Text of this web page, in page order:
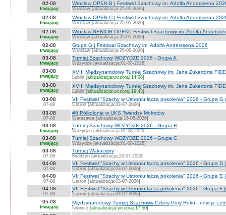
02-08
trwający
Wrocław OPEN B | Festiwal Szachowy im. Adolfa Anderssena
Wrocław [aktualizacja:25-05-2026]
02-08
trwający
Wrocław OPEN C | Festiwal Szachowy im. Adolfa Anderssena
Wrocław [aktualizacja:25-05-2026]
02-08
trwający
Wrocław SENIOR OPEN | Festiwal Szachowy im. Adolfa
Wrocław [aktualizacja:25-05-2026]
02-08
trwający
Grupa G | Festiwal Szachowy im. Adolfa Anderssena 2026
Wrocław [aktualizacja:25-05-2026]
03-08
trwający
Turniej Szachowy WDZYDZE 2026 - Grupa A
Wdzydze [aktualizacja:01-08-2026]
03-08
trwający
XVIII Międzynarodowy Turniej Szachowy im. Jana Zukertorta
Lublin [aktualizacja:wczoraj 14:08]
03-08
trwający
XVIII Międzynarodowy Turniej Szachowy im. Jana Zukertorta
Lublin [aktualizacja:wczoraj 19:43]
03-08
07-08
VII Festiwal "Szachy w Ustroniu łączą pokolenia" 2026 - Grupa G
Ustroń [aktualizacja:03-07-2026]
03-08
07-08
#6 Półkolonie w UKS Twierdzy Mokotów
Warszawa [aktualizacja:15-05-2026]
03-08
trwający
Turniej Szachowy WDZYDZE 2026 - Grupa B
Wdzydze [aktualizacja:01-08-2026]
03-08
trwający
Turniej Szachowy WDZYDZE 2026 - Grupa C
Wdzydze [aktualizacja:01-08-2026]
03-08
07-08
Turniej Wakacyjny
Kwidzyn [aktualizacja:20-07-2026]
04-08
07-08
VII Festiwal "Szachy w Ustroniu łączą pokolenia" 2026 - Grupa D
Ustroń [aktualizacja:03-07-2026]
04-08
07-08
VII Festiwal "Szachy w Ustroniu łączą pokolenia" 2026 - Grupa E
Ustroń [aktualizacja:03-07-2026]
04-08
07-08
VII Festiwal "Szachy w Ustroniu łączą pokolenia" 2026 - Grupa F
Ustroń [aktualizacja:03-07-2026]
05-08
trwający
Międzynarodowy Turniej Szachowy Cztery Pory Roku - edycja
Iwonicz [aktualizacja:wczoraj 17:50]